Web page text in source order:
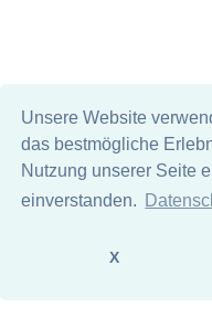
Unsere Website
das bestmögliche
Nutzung unserer Seite
einverstanden.
X
Häufigkeit: 2 von 10
Wörter mit Endung-
einem anderen
89% unserer
Wir übernehmen keine
Richtigkeit und